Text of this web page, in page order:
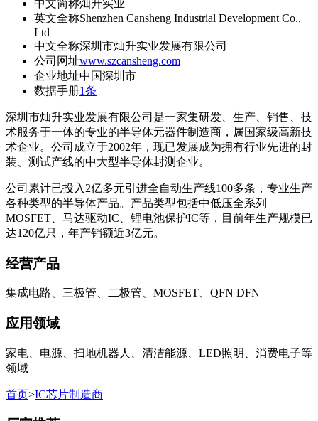
中文简称灿升实业
英文全称Shenzhen Cansheng Industrial Development Co.,
Ltd
中文全称深圳市灿升实业发展有限公司
公司网址www.szcansheng.com
企业地址中国深圳市
数据手册1条
深圳市灿升实业发展有限公司是一家集研发、生产、销售、技
术服务于一体的专业的半导体元器件制造商，属国家级高新技
术企业。公司成立于2002年，现已发展成为拥有行业先进的封
装、测试产线的中大型半导体封测企业。
公司累计已投入2亿多元引进全自动生产线100多条，专业生产
各种类型的半导体产品。产品类型包括中低压全系列
MOSFET、马达驱动IC、锂电池保护IC等，目前年生产规模已
达120亿只，年产销额近3亿元。
经营产品
集成电路、三极管、二极管、MOSFET、QFN DFN
应用领域
家电、电源、扫地机器人、清洁能源、LED照明、消费电子等
领域
首页>IC芯片制造商